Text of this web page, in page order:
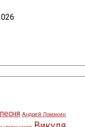
Андрей Ломакин